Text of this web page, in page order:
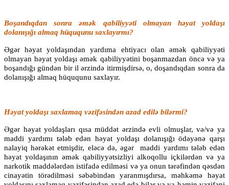
Boşandıqdan sonra əmək qabiliyyəti olmayan həyat yoldaşı
dolanışığı almaq hüququnu saxlayırmı?
Əgər həyat yoldaşından yardıma ehtiyacı olan əmək qabiliyyəti
olmayan həyat yoldaşı əmək qabiliyyətini boşanmazdan öncə və ya
boşandığı gündən bir il ərzində itirmişdirsə, o, doşandıqdan sonra da
dolanışığı almaq hüququnu saxlayır.
Həyat yoldaşı saxlamaq vəzifəsindən azad edilə bilərmi?
Əgər həyat yoldaşları qısa müddət ərzində evli olmuşlar, və/və ya
maddi yardımı tələb edən həyat yoldaşı dolanışığı ödəyənə qarşı
nalayiq hərəkət etmişdir, eləcə də, əgər maddi yardımı tələb edən
həyat yoldaşının əmək qabiliyyətsizliyi alkoqollu içkilərdən və ya
narkotik maddələrdən istifadə edilməsi və ya onun tərəfindən qəsdən
cinayətin törədilməsi səbəbindən yaranmışdırsa, məhkəmə həyat